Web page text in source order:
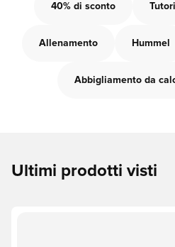
40% di sconto
Allenamento Hummel
Abbigliamento da
Ultimi prodotti visti